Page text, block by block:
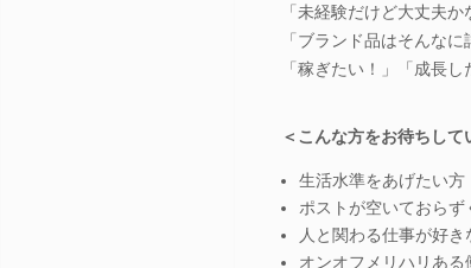
「未経験だけど大丈夫か
「ブランド品はそんな
「稼ぎたい！」「成長
＜こんな方をお待ちして
生活水準をあげたい方
ポストが空いておら
人と関わる仕事が好き
オンオフメリハリあ